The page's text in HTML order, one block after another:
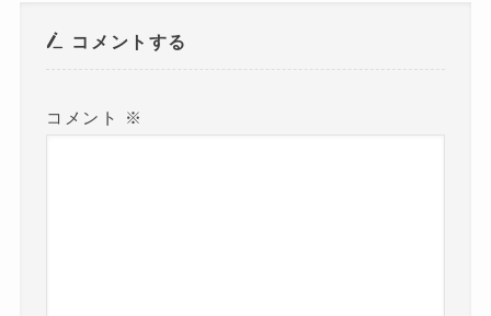
コメントする
コメント ※